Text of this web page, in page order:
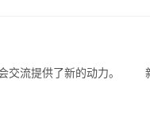
会交流提供了新的动力。